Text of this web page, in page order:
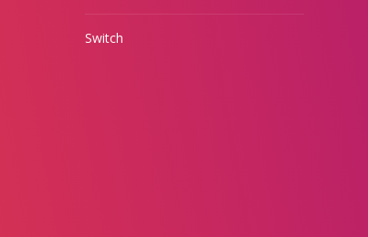
Switch